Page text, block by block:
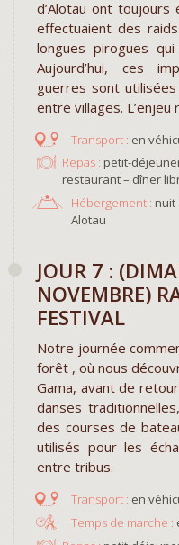
d’Alotau ont
effectuaient des
longues pirogues
Aujourd’hui, ces
guerres sont
entre villages.
en
Repas : petit-
restaurant – dîner
Hébergement : nuit
Alotau
​JOUR 7 :
NOVEMBRE)
FESTIVAL
Notre journée
forêt , où nous
Gama, avant de
danses
des courses de
utilisés pour les
entre tribus.
en